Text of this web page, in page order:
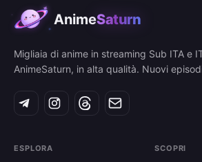
AnimeSaturn
Migliaia di anime in streaming Sub ITA e
AnimeSaturn, in alta qualità. Nuovi
ESPLORA SCOPRI